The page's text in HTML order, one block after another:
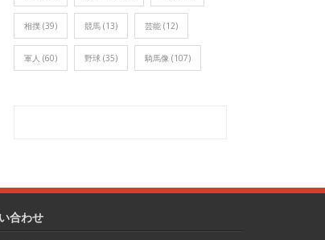
相撲 (39) 競馬 (13) 芸能 (12)
軍人 (60) 野球 (35) 騎馬像 (107)
合わせ